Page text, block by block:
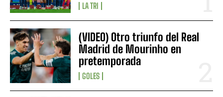
LA TRI
(VIDEO) Otro triunfo del Real
Madrid de Mourinho en
pretemporada
GOLES